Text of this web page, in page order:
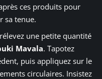
ces produits pour
sa tenue.
une petite quantité
Mavala. Tapotez
puis appliquez sur le
circulaires. Insistez